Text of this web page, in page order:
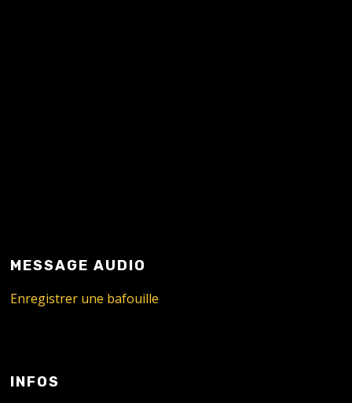
MESSAGE AUDIO
Enregistrer une bafouille
INFOS